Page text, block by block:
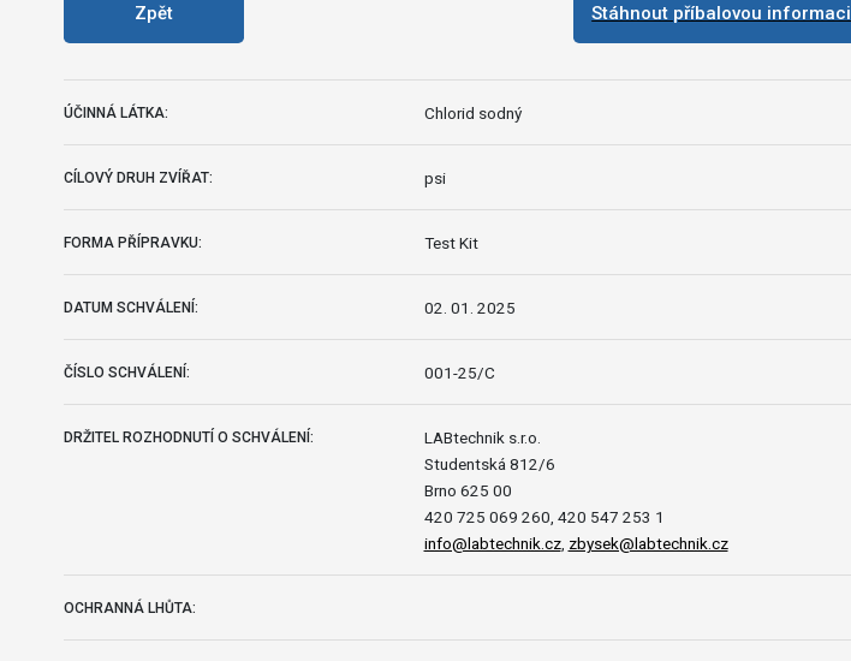
Zpět Stáhnout příbalovou informaci
ÚČINNÁ LÁTKA: Chlorid sodný
CÍLOVÝ DRUH ZVÍŘAT: psi
FORMA PŘÍPRAVKU: Test Kit
DATUM SCHVÁLENÍ: 02. 01. 2025
ČÍSLO SCHVÁLENÍ: 001-25/C
DRŽITEL ROZHODNUTÍ O SCHVÁLENÍ:
LABtechnik s.r.o.
Studentská 812/6
Brno 625 00
420 725 069 260, 420 547 253 1
info@labtechnik.cz, zbysek@labtechnik.cz
OCHRANNÁ LHŮTA: